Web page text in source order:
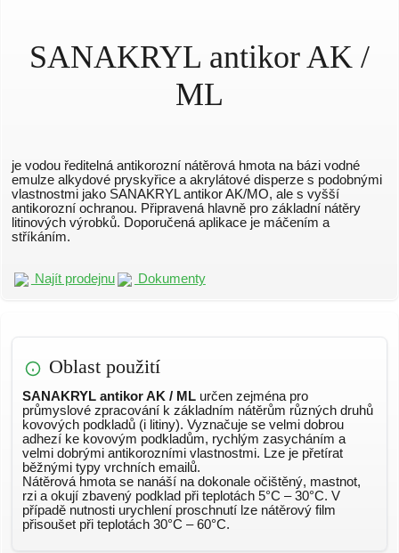
SANAKRYL antikor AK /
ML
je vodou ředitelná antikorozní nátěrová hmota na bázi vodné
emulze alkydové pryskyřice a akrylátové disperze s podobnými
vlastnostmi jako SANAKRYL antikor AK/MO, ale s vyšší
antikorozní ochranou. Připravená hlavně pro základní nátěry
litinových výrobků. Doporučená aplikace je máčením a
stříkáním.
Najít prodejnu Dokumenty
Oblast použití
SANAKRYL antikor AK / MLurčen zejména pro
průmyslové zpracování k základním nátěrům různých druhů
kovových podkladů (i litiny). Vyznačuje se velmi dobrou
adhezí ke kovovým podkladům, rychlým zasycháním a
velmi dobrými antikorozními vlastnostmi. Lze je přetírat
běžnými typy vrchních emailů.
Nátěrová hmota se nanáší na dokonale očištěný, mastnot,
rzi a okují zbavený podklad při teplotách 5°C – 30°C. V
případě nutnosti urychlení proschnutí lze nátěrový film
přisoušet při teplotách 30°C – 60°C.